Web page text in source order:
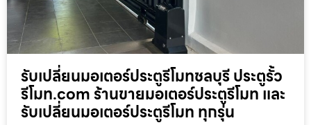
รับเปลี่ยนมอเตอร์ประตูรีโมทชลบุรี ประตูรั้ว
รีโมท.com ร้านขายมอเตอร์ประตูรีโมท และ
รับเปลี่ยนมอเตอร์ประตูรีโมท ทุกรุ่น